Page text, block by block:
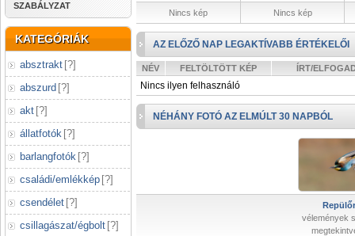
SZABÁLYZAT
KATEGÓRIÁK
absztrakt [?]
abszurd [?]
akt [?]
állatfotók [?]
barlangfotók [?]
családi/emlékkép [?]
csendélet [?]
csillagászat/égbolt [?]
Nincs kép Nincs kép
AZ ELŐZŐ NAP LEGAKTÍVABB ÉRTÉKELŐI
NÉV FELTÖLTÖTT KÉP ÍRT/
Nincs ilyen felhasználó
NÉHÁNY FOTÓ AZ ELMÚLT 30 NAPBÓL
vélemények